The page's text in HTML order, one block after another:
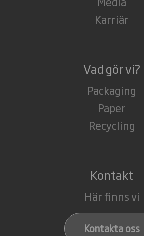
Karriär
Vad gör vi?
Packaging
Paper
Recycling
Kontakt
Här finns vi
Kontakta oss